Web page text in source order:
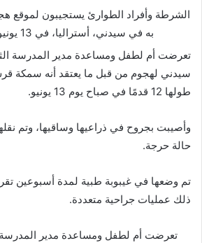
الشرطة وأفراد الطوارئ يستجيبون
به في سيدني، أستراليا، في 13 يونيو 2026.
تعرضت أم لطفل ومساعدة مدير المدرسة
سيدني لهجوم من قبل ما يعتقد أنه سمكة
طولها 12 قدمًا في صباح يوم 13 يونيو.
وأصيبت بجروح في ذراعيها وساقيها، وتم
حالة حرجة.
تم وضعها في غيبوبة طبية لمدة أسبوعين
ذلك عمليات جراحية متعددة.
تعرضت أم لطفل ومساعدة مدير المدرسة